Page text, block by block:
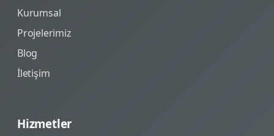
Kurumsal
Projelerimiz
Blog
İletişim
Hizmetler